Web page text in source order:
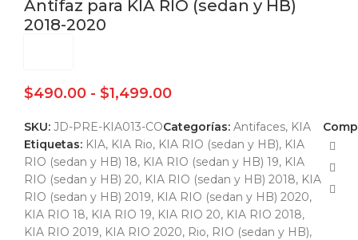
Antifaz para KIA RIO (sedan y HB)
2018-2020
$490.00 - $1,499.00
SKU: JD-PRE-KIA013-COCategorías: Antifaces, KIA
Etiquetas: KIA, KIA Rio, KIA RIO (sedan y HB), KIA
RIO (sedan y HB) 18, KIA RIO (sedan y HB) 19, KIA
RIO (sedan y HB) 20, KIA RIO (sedan y HB) 2018, KIA
RIO (sedan y HB) 2019, KIA RIO (sedan y HB) 2020,
KIA RIO 18, KIA RIO 19, KIA RIO 20, KIA RIO 2018,
KIA RIO 2019, KIA RIO 2020, Rio, RIO (sedan y HB),